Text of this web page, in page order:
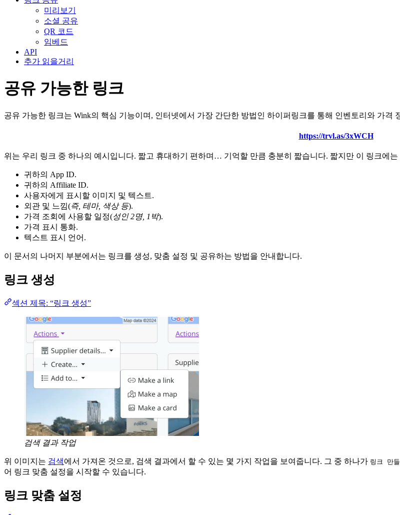
미리보기
소셜 공유
QR 코드
임베드
API
추가 읽을거리
공유 가능한 링크
공유 가능한 링크는 Wink의 핵심 기능이며, 인터넷에서 가장 간단한 방법인 하이퍼링크를 통해 인벤토리와 가격
https://trvl.as/3xWCH
위는 우리 링크 중 하나의 예시입니다. 짧고 휴대하기 편하며… 기억할 만큼 충분히 짧습니다. 짧지만 이 링크에는
귀하의 App ID.
귀하의 Affiliate ID.
사용자에게 표시할 이미지 및 텍스트.
외관 및 느낌(즉, 테마, 색상 등).
가격 조회에 사용할 일정(성인 2명, 1박).
가격 표시 통화.
텍스트 표시 언어.
이 문서의 나머지 부분에서는 링크를 생성, 맞춤 설정 및 공유하는 방법을 안내합니다.
링크 생성
섹션 제목: “링크 생성”
검색 결과 작업
위 이미지는 검색에서 가져온 것으로, 검색 결과에서 할 수 있는 몇 가지 작업을 보여줍니다. 그 중 하나가 링크 만
어 링크 맞춤 설정을 시작할 수 있습니다.
링크 맞춤 설정